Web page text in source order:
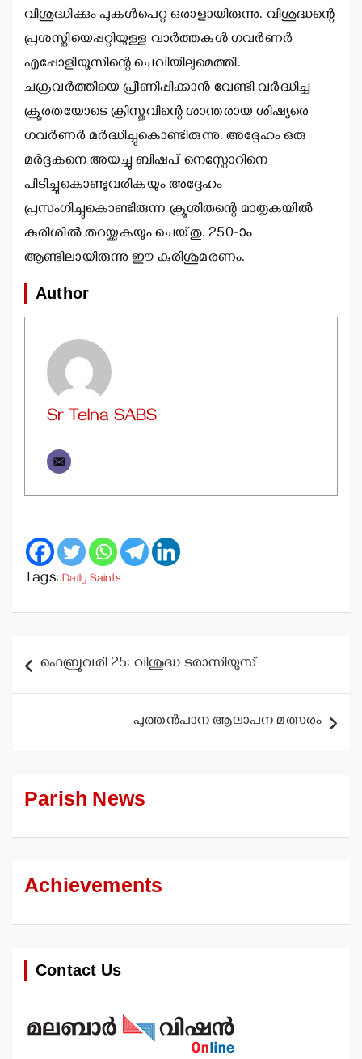
വിശുദ്ധിക്കും പുകള്‍പെറ്റ ഒരാളായിരുന്നു. വിശുദ്ധന്റെ
പ്രശസ്തിയെപ്പറ്റിയുള്ള വാര്‍ത്തകള്‍ ഗവര്‍ണര്‍
എപ്പോളിയൂസിന്റെ ചെവിയിലുമെത്തി.
ചക്രവര്‍ത്തിയെ പ്രീണിപ്പിക്കാന്‍ വേണ്ടി വര്‍ദ്ധിച്ച
ക്രൂരതയോടെ ക്രിസ്തുവിന്റെ ശാന്തരായ ശിഷ്യരെ
ഗവര്‍ണര്‍ മര്‍ദ്ധിച്ചുകൊണ്ടിരുന്നു. അദ്ദേഹം ഒരു
മര്‍ദ്ദകനെ അയച്ചു ബിഷപ് നെസ്റ്റോറിനെ
പിടിച്ചുകൊണ്ടുവരികയും അദ്ദേഹം
പ്രസംഗിച്ചുകൊണ്ടിരുന്ന ക്രൂശിതന്റെ മാതൃകയില്‍
കുരിശില്‍ തറയ്ക്കുകയും ചെയ്തു. 250-ാം
ആണ്ടിലായിരുന്നു ഈ കുരിശുമരണം.
Author
Sr Telna SABS
Tags: Daily Saints
navigation
ഫെബ്രുവരി 25: വിശുദ്ധ ടരാസിയൂസ്
പുത്തന്‍പാന ആലാപന മത്സരം
Parish News
Achievements
Contact Us